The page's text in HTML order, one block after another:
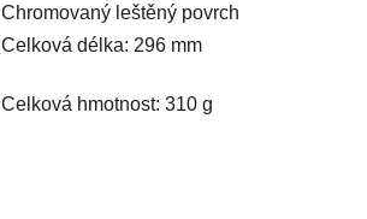
Chromovaný leštěný povrch
Celková délka: 296 mm
Celková hmotnost: 310 g